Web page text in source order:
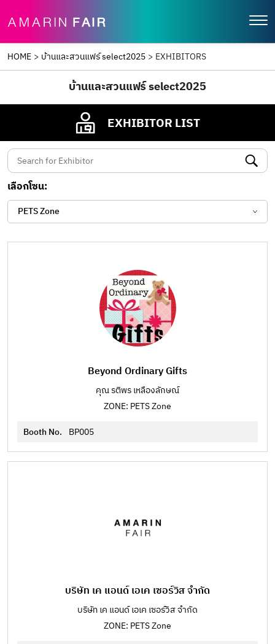
HOME > บ้านและสวนแฟร์ select2025 > EXHIBITORS
บ้านและสวนแฟร์ select2025
EXHIBITOR LIST
เลือกโซน:
PETS Zone
Beyond Ordinary Gifts
คุณ รติพร เหลืองลักษณ์
ZONE: PETS Zone
Booth No. BP005
บริษัท เค แอนด์ เอเค เซอร์วิส จำกัด
บริษัท เค แอนด์ เอเค เซอร์วิส จำกัด
ZONE: PETS Zone